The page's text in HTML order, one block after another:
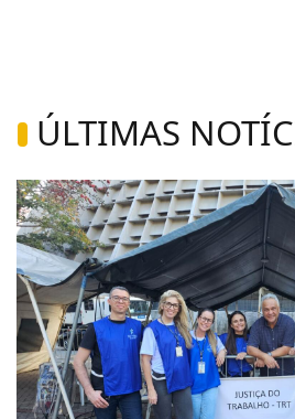
ÚLTIMAS